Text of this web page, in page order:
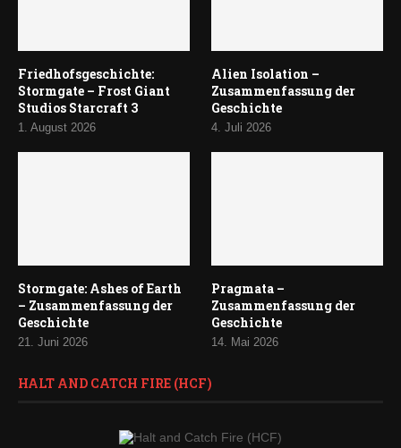
Friedhofsgeschichte:
Stormgate – Frost Giant
Studios Starcraft 3
1. August 2026
Alien Isolation –
Zusammenfassung der
Geschichte
4. Juli 2026
Stormgate: Ashes of Earth
– Zusammenfassung der
Geschichte
21. Juni 2026
Pragmata –
Zusammenfassung der
Geschichte
14. Mai 2026
HALT AND CATCH FIRE (HCF)